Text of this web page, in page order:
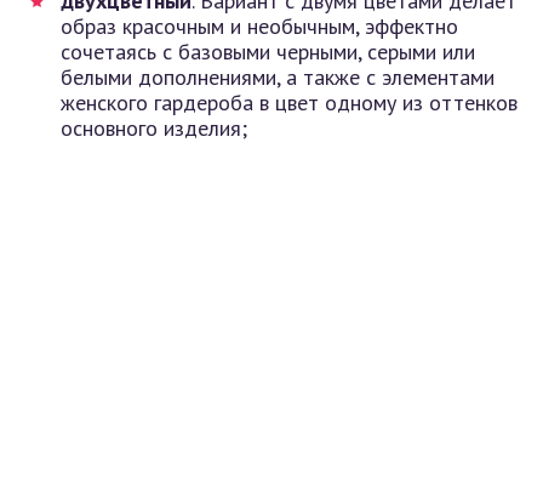
образ красочным и необычным, эффектно
сочетаясь с базовыми черными, серыми или
белыми дополнениями, а также с элементами
женского гардероба в цвет одному из оттенков
основного изделия;